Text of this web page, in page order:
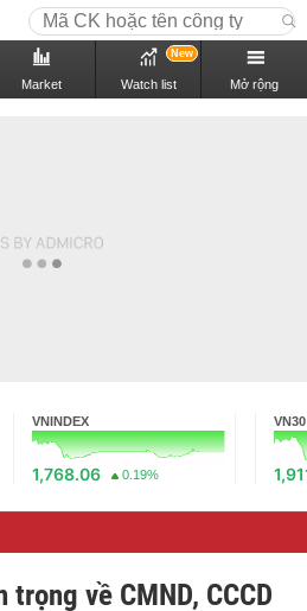
Market Watch list
New
Mở rộng
VNINDEX
1,768.06 0.19%
VN30
về CMND, CCCD